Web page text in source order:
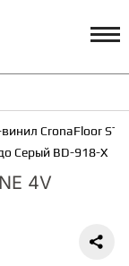
CronaFloor
Серый BD-918-X
4V